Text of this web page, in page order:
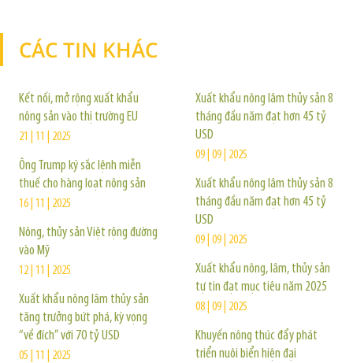
CÁC TIN KHÁC
Kết nối, mở rộng xuất khẩu
nông sản vào thị trường EU
21 | 11 | 2025
Ông Trump ký sắc lệnh miễn
thuế cho hàng loạt nông sản
16 | 11 | 2025
Nông, thủy sản Việt rộng đường
vào Mỹ
12 | 11 | 2025
Xuất khẩu nông lâm thủy sản
tăng trưởng bứt phá, kỳ vọng
“về đích” với 70 tỷ USD
05 | 11 | 2025
Xuất khẩu nông lâm thủy sản 8
tháng đầu năm đạt hơn 45 tỷ
USD
09 | 09 | 2025
Xuất khẩu nông lâm thủy sản 8
tháng đầu năm đạt hơn 45 tỷ
USD
09 | 09 | 2025
Xuất khẩu nông, lâm, thủy sản
tự tin đạt mục tiêu năm 2025
08 | 09 | 2025
Khuyến nông thúc đẩy phát
triển nuôi biển hiện đại